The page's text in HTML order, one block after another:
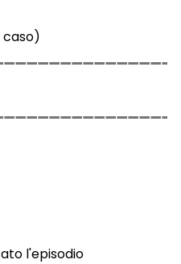
l'episodio